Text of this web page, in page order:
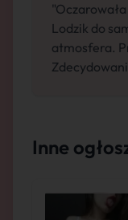
Lodzik do
atmosfera.
Inne